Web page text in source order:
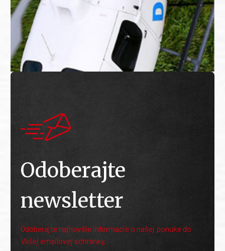
Odoberajte
newsletter
Odoberajte najnovšie informácie o našej ponuke do
Vašej emailovej schránky.